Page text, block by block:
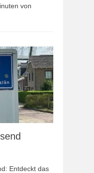
von
Entdeckt das